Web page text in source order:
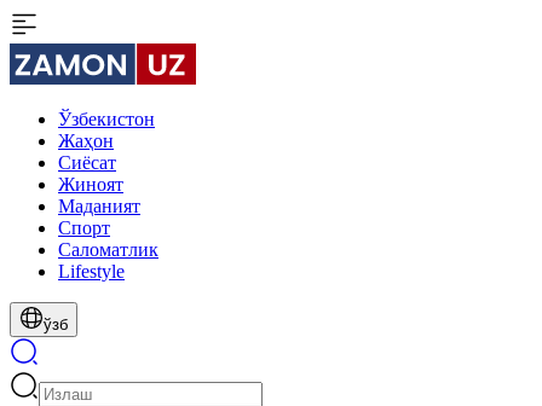
Ўзбекистон
Жаҳон
Сиёсат
Жиноят
Маданият
Спорт
Cаломатлик
Lifestyle
ўзб